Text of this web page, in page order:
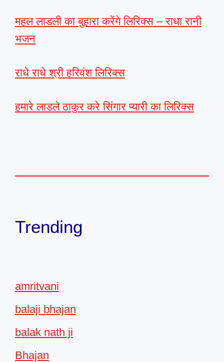
महल लाडली का बुहारा करेंगे लिरिक्स – राधा रानी
भजन
राधे राधे श्री हरिवंश लिरिक्स
हमारे लाडले ठाकुर करे सिंगार प्यारी का लिरिक्स
Trending
amritvani
balaji bhajan
balak nath ji
Bhajan